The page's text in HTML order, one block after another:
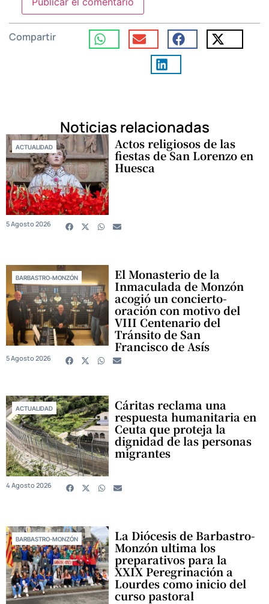
Compartir
Noticias relacionadas
ACTUALIDAD Actos religiosos de las
fiestas de San Lorenzo en
Huesca
5 Agosto 2026
BARBASTRO-MONZÓN El Monasterio de la
Inmaculada de Monzón
acogió un concierto-
oración con motivo del
VIII Centenario del
Tránsito de San
Francisco de Asís
5 Agosto 2026
ACTUALIDAD Cáritas reclama una
respuesta humanitaria en
Ceuta que proteja la
dignidad de las personas
migrantes
4 Agosto 2026
BARBASTRO-MONZÓN La Diócesis de Barbastro-
Monzón ultima los
preparativos para la
XXIX Peregrinación a
Lourdes como inicio del
curso pastoral